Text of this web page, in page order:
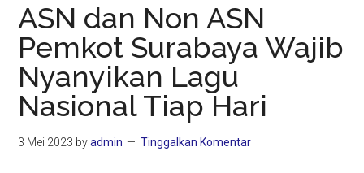
ASN dan Non ASN
Pemkot Surabaya Wajib
Nyanyikan Lagu
Nasional Tiap Hari
3 Mei 2023 byadmin Tinggalkan Komentar